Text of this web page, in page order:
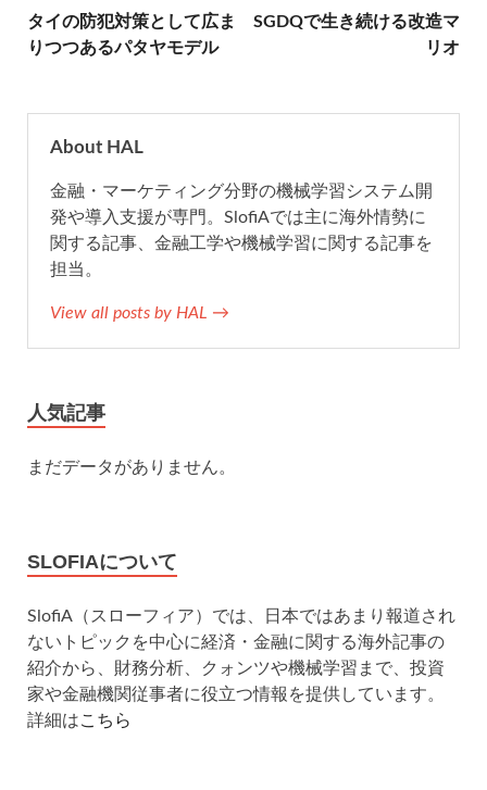
b
o
k
t n l
タイの防犯対策として広ま
りつつあるパタヤモデル
SGDQで生き続ける改造マ
リオ
About HAL
金融・マーケティング分野の機械学習システム開
発や導入支援が専門。SlofiAでは主に海外情勢に
関する記事、金融工学や機械学習に関する記事を
担当。
View all posts by HAL →
人気記事
まだデータがありません。
SLOFIAについて
SlofiA（スローフィア）では、日本ではあまり報道され
ないトピックを中心に経済・金融に関する海外記事の
紹介から、財務分析、クォンツや機械学習まで、投資
家や金融機関従事者に役立つ情報を提供しています。
詳細はこちら